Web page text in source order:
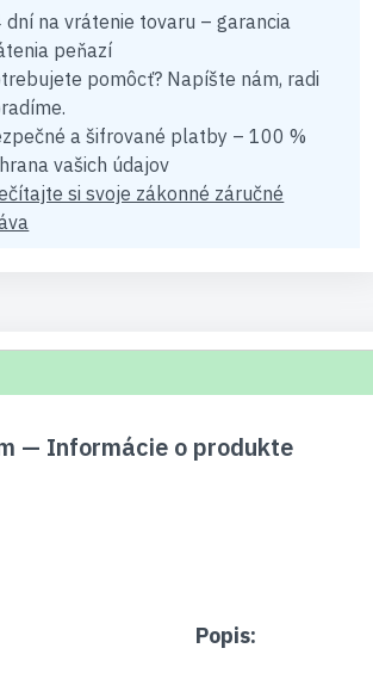
dní na vrátenie tovaru – garancia
peňazí
pomôcť? Napíšte nám, radi
a šifrované platby – 100 %
vašich údajov
si svoje zákonné záručné
— Informácie o produkte
Popis: